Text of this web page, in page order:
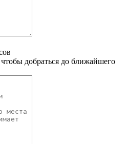
добраться до ближайшего